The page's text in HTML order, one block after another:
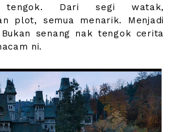
tengok. Dari segi watak,
plot, semua menarik. Menjadi
senang nak tengok cerita
ni.